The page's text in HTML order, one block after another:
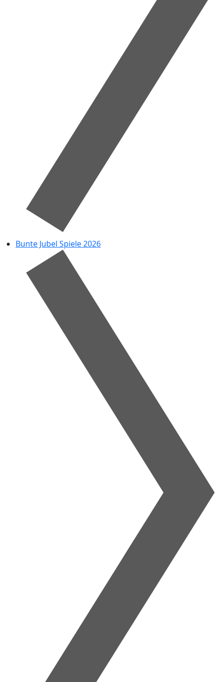
Bunte Jubel Spiele 2026